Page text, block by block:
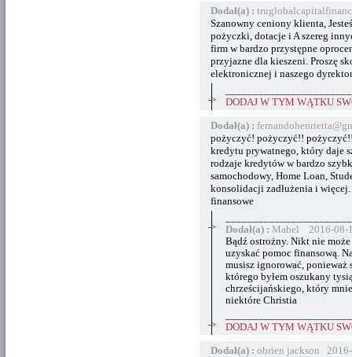
Dodał(a) :
Szanowny ceniony klienta,
pożyczki, dotacje i A szereg
firm w bardzo przystępne
przyjazne dla kieszeni. Proszę
elektronicznej i naszego
->
DODAJ W TYM WĄTKU
Dodał(a) :
pożyczyć! pożyczyć!!
kredytu prywatnego, który daje
rodzaje kredytów w bardzo
samochodowy, Home Loan,
konsolidacji zadłużenia i
finansowe
->
Dodał(a) : Mabel 2016-08-
Bądź ostrożny. Nikt nie
uzyskać pomoc finansową.
musisz ignorować, ponieważ
którego byłem oszukany
chrześcijańskiego, który
niektóre Christia
->
DODAJ W TYM WĄTKU
Dodał(a) : obrien jackson